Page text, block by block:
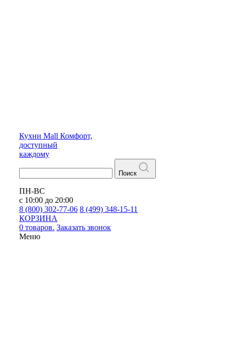
Кухни Mall Комфорт,
доступный
каждому
Поиск
ПН-ВС
с 10:00 до 20:00
8 (800) 302-77-06 8 (499) 348-15-11
КОРЗИНА
0 товаров. Заказать звонок
Меню